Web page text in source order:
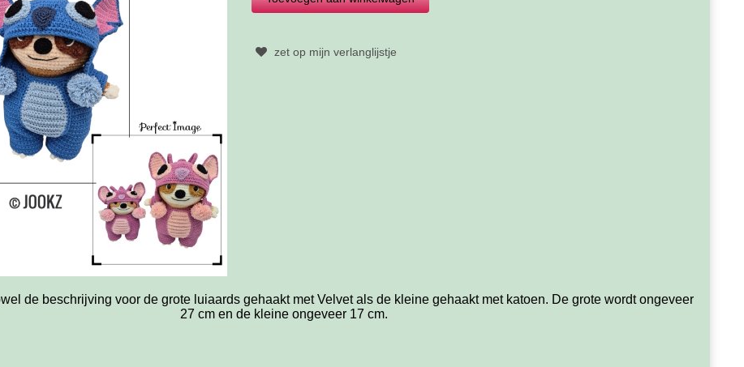
zet op mijn verlanglijstje
de beschrijving voor de grote luiaards gehaakt met Velvet als de kleine gehaakt met katoen. De grote wordt ongeveer
27 cm en de kleine ongeveer 17 cm.